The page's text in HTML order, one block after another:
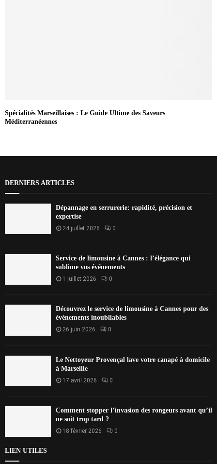
Spécialités Marseillaises : Le Guide Ultime des Saveurs
Méditerranéennes
DERNIERS ARTICLES
Dépannage en serrurerie: rapidité, précision et
expertise
24 juillet 2026 0
Service de limousine à Cannes : l’élégance qui
sublime vos événements
1 juillet 2026 0
Découvrez le service de limousine à Cannes pour des
événements inoubliables
26 juin 2026 0
Le Nettoyeur Provençal lave votre canapé à domicile
à Marseille
17 avril 2026 0
Comment stopper l’invasion des rongeurs avant qu’il
ne soit trop tard ?
18 février 2026 0
LIEN UTILES